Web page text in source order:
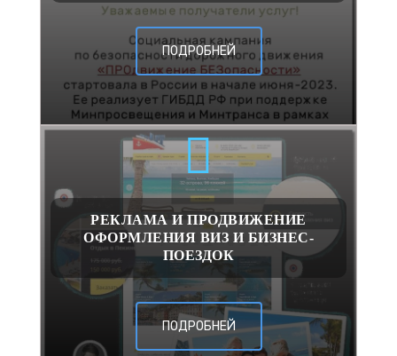
ПОДРОБНЕЙ
РЕКЛАМА И ПРОДВИЖЕНИЕ
ОФОРМЛЕНИЯ ВИЗ И БИЗНЕС-
ПОЕЗДОК
ПОДРОБНЕЙ